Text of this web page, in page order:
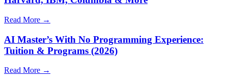
Read More →
AI Master’s With No Programming Experience:
Tuition & Programs (2026)
Read More →